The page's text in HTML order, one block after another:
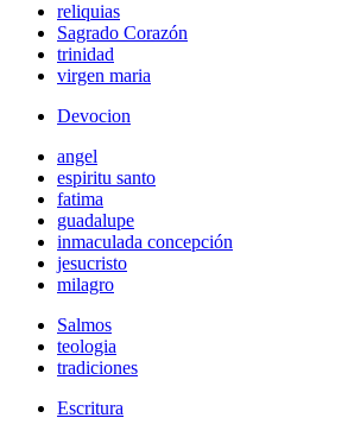
reliquias
Sagrado Corazón
trinidad
virgen maria
Devocion
angel
espiritu santo
fatima
guadalupe
inmaculada concepción
jesucristo
milagro
Salmos
teologia
tradiciones
Escritura